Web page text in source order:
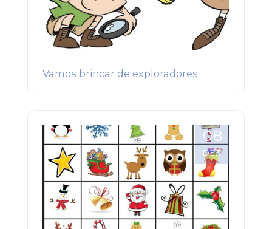
Vamos brincar de exploradores
08
DEZ